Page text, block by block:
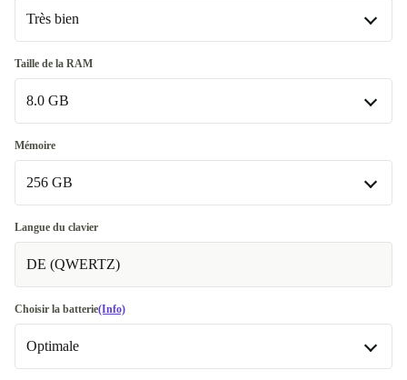
Très bien
Très bien
Excellent +€ 101
Taille de la RAM
8.0 GB
8.0 GB
16.0 GB +€ 30
32.0 GB
Disponible dans d'autres variantes
64.0 GB
Mémoire
256 GB
256 GB
512 GB
1000 GB
2000 GB +€ 140
Langue du clavier
DE (QWERTZ)
Choisir la batterie(Info)
Optimale